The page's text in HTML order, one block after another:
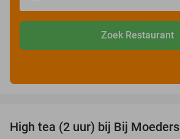
Zoek Restaurant
High tea (2 uur) bij Bij Moeders